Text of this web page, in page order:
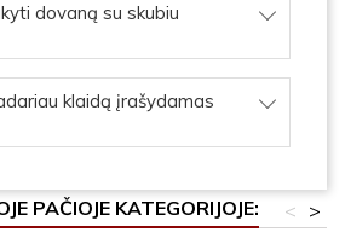
dovaną su skubiu
klaidą įrašydamas
PAČIOJE KATEGORIJOJE: >
<